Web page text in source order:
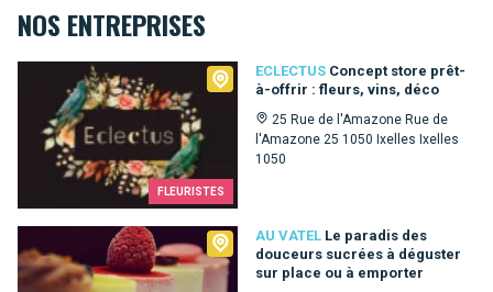
NOS ENTREPRISES
FLEURISTES
ECLECTUS Concept store prêt-
à-offrir : fleurs, vins, déco
25 Rue de l'Amazone Rue de
l'Amazone 25 1050 Ixelles Ixelles
1050
AU VATEL Le paradis des
douceurs sucrées à déguster
sur place ou à emporter